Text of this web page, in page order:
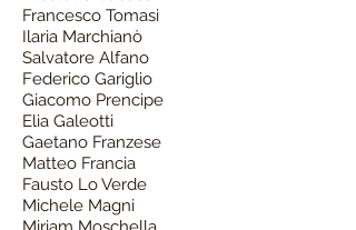
Francesco Tomasi
Ilaria Marchianò
Salvatore Alfano
Federico Gariglio
Giacomo Prencipe
Elia Galeotti
Gaetano Franzese
Matteo Francia
Fausto Lo Verde
Michele Magni